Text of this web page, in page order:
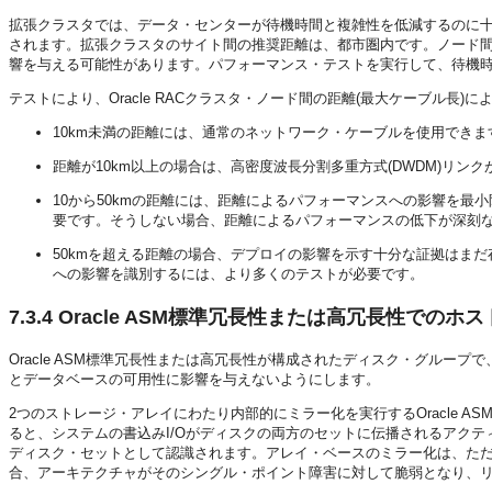
拡張クラスタでは、データ・センターが待機時間と複雑性を低減するの
されます。拡張クラスタのサイト間の推奨距離は、都市圏内です。ノー
響を与える可能性があります。パフォーマンス・テストを実行して、待
テストにより、Oracle RACクラスタ・ノード間の距離(最大ケーブル長)に
10km未満の距離には、通常のネットワーク・ケーブルを使用できま
距離が10km以上の場合は、高密度波長分割多重方式(DWDM)リンク
10から50kmの距離には、距離によるパフォーマンスへの影響を最
要です。そうしない場合、距離によるパフォーマンスの低下が深刻
50kmを超える距離の場合、デプロイの影響を示す十分な証拠はま
への影響を識別するには、より多くのテストが必要です。
7.3.4 Oracle ASM標準冗長性または高冗長性でのホ
Oracle ASM標準冗長性または高冗長性が構成されたディスク・グループ
とデータベースの可用性に影響を与えないようにします。
2つのストレージ・アレイにわたり内部的にミラー化を実行するOracle
ると、システムの書込みI/Oがディスクの両方のセットに伝播されるアク
ディスク・セットとして認識されます。アレイ・ベースのミラー化は、
合、アーキテクチャがそのシングル・ポイント障害に対して脆弱となり、